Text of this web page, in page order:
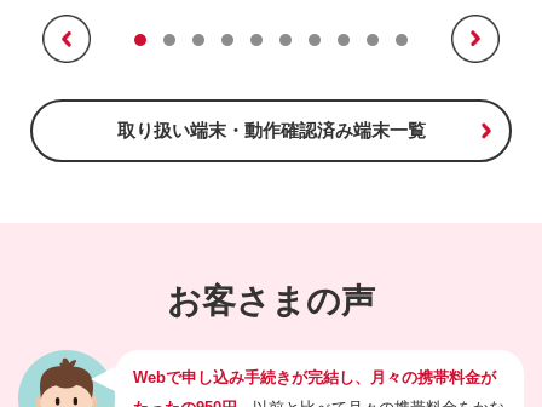
取り扱い端末・動作確認済み端末一覧
お客さまの声
Webで申し込み手続きが完結し、月々の携帯料金が